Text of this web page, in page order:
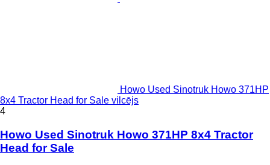
Howo Used Sinotruk Howo 371HP
8x4 Tractor Head for Sale vilcējs
4
Howo Used Sinotruk Howo 371HP 8x4 Tractor
Head for Sale